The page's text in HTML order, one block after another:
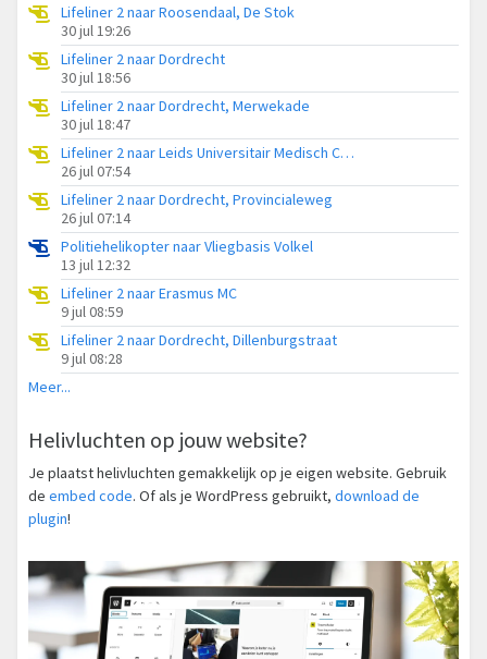
Lifeliner 2 naar Roosendaal, De Stok
30 jul 19:26
Lifeliner 2 naar Dordrecht
30 jul 18:56
Lifeliner 2 naar Dordrecht, Merwekade
30 jul 18:47
Lifeliner 2 naar Leids Universitair Medisch Centrum (LUMC)
26 jul 07:54
Lifeliner 2 naar Dordrecht, Provincialeweg
26 jul 07:14
Politiehelikopter naar Vliegbasis Volkel
13 jul 12:32
Lifeliner 2 naar Erasmus MC
9 jul 08:59
Lifeliner 2 naar Dordrecht, Dillenburgstraat
9 jul 08:28
Meer...
Helivluchten op jouw website?
Je plaatst helivluchten gemakkelijk op je eigen website. Gebruik
de embed code. Of als je WordPress gebruikt, download de
plugin!